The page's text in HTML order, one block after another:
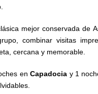
mejor conservada de
combinar visitas
cercana y memorable.
enCapadocia y 1